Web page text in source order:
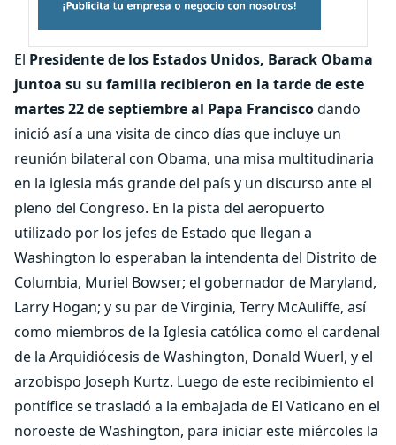
El Presidente de los Estados Unidos, Barack Obama
juntoa su su familia recibieron en la tarde de este
martes 22 de septiembre al Papa Franciscodando
inició así a una visita de cinco días que incluye un
reunión bilateral con Obama, una misa multitudinaria
en la iglesia más grande del país y un discurso ante el
pleno del Congreso. En la pista del aeropuerto
utilizado por los jefes de Estado que llegan a
Washington lo esperaban la intendenta del Distrito de
Columbia, Muriel Bowser; el gobernador de Maryland,
Larry Hogan; y su par de Virginia, Terry McAuliffe, así
como miembros de la Iglesia católica como el cardenal
de la Arquidiócesis de Washington, Donald Wuerl, y el
arzobispo Joseph Kurtz. Luego de este recibimiento el
pontífice se trasladó a la embajada de El Vaticano en el
noroeste de Washington, para iniciar este miércoles la